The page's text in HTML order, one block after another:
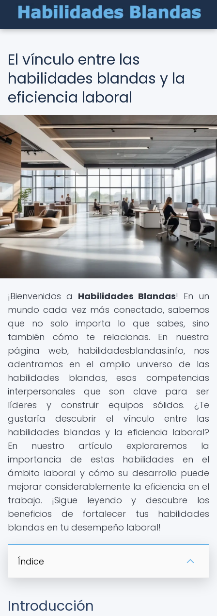
El vínculo entre las
habilidades blandas y la
eficiencia laboral
¡Bienvenidos a Habilidades Blandas! En un
mundo cada vez más conectado, sabemos
que no solo importa lo que sabes, sino
también cómo te relacionas. En nuestra
página web, habilidadesblandas.info, nos
adentramos en el amplio universo de las
habilidades blandas, esas competencias
interpersonales que son clave para ser
líderes y construir equipos sólidos. ¿Te
gustaría descubrir el vínculo entre las
habilidades blandas y la eficiencia laboral?
En nuestro artículo exploraremos la
importancia de estas habilidades en el
ámbito laboral y cómo su desarrollo puede
mejorar considerablemente la eficiencia en el
trabajo. ¡Sigue leyendo y descubre los
beneficios de fortalecer tus habilidades
blandas en tu desempeño laboral!
Índice
Introducción